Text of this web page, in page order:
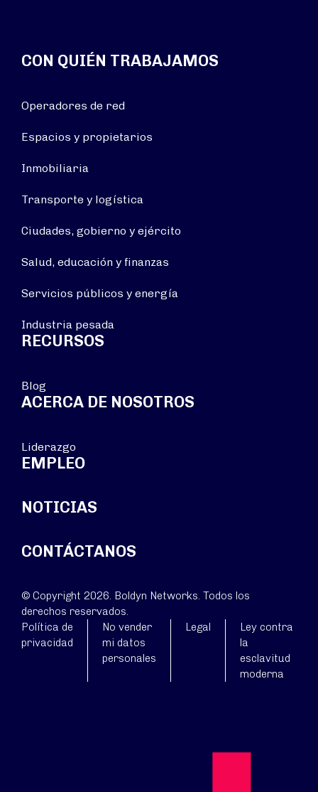
CON QUIÉN TRABAJAMOS
Operadores de red
Espacios y propietarios
Inmobiliaria
Transporte y logística
Ciudades, gobierno y ejército
Salud, educación y finanzas
Servicios públicos y energía
Industria pesada
RECURSOS
Blog
ACERCA DE NOSOTROS
Liderazgo
EMPLEO
NOTICIAS
CONTÁCTANOS
© Copyright 2026. Boldyn Networks. Todos los
derechos reservados.
Política de
privacidad
No vender
mi datos
personales
Legal
Ley contra
la
esclavitud
moderna